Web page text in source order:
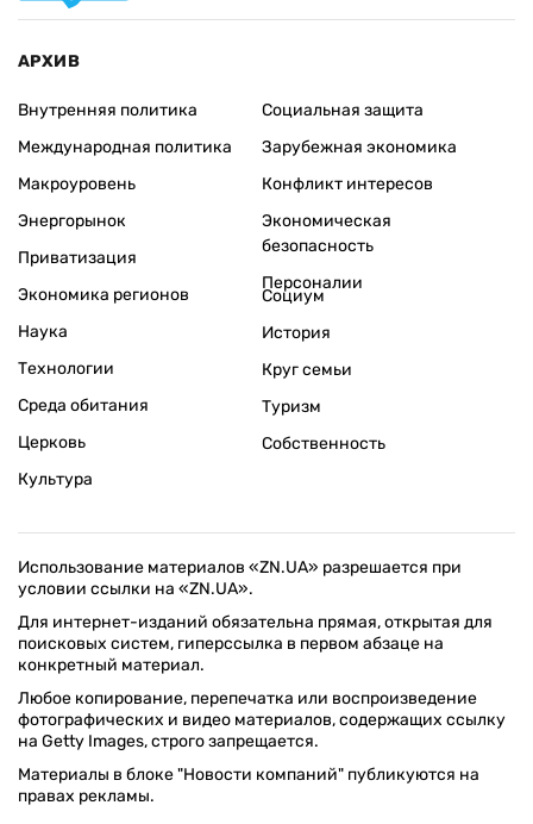
АРХИВ
Внутренняя политика
Международная политика
Макроуровень
Энергорынок
Приватизация
Экономика регионов
Социальная защита
Зарубежная экономика
Конфликт интересов
Экономическая
безопасность
Персоналии
Наука
Технологии
Среда обитания
Церковь
Культура
Социум
История
Круг семьи
Туризм
Собственность
Использование материалов «ZN.UA» разрешается при
условии ссылки на «ZN.UA».
Для интернет-изданий обязательна прямая, открытая для
поисковых систем, гиперссылка в первом абзаце на
конкретный материал.
Любое копирование, перепечатка или воспроизведение
фотографических и видео материалов, содержащих ссылку
на Getty Images, строго запрещается.
Материалы в блоке "Новости компаний" публикуются на
правах рекламы.